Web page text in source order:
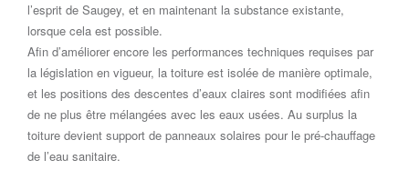
l’esprit de Saugey, et en maintenant la substance existante,
lorsque cela est possible.
Afin d’améliorer encore les performances techniques requises par
la législation en vigueur, la toiture est isolée de manière optimale,
et les positions des descentes d’eaux claires sont modifiées afin
de ne plus être mélangées avec les eaux usées. Au surplus la
toiture devient support de panneaux solaires pour le pré-chauffage
de l’eau sanitaire.